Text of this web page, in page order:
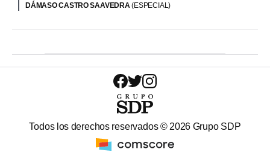
DÁMASO CASTRO SAAVEDRA(ESPECIAL)
Todos los derechos reservados © 2026 Grupo SDP